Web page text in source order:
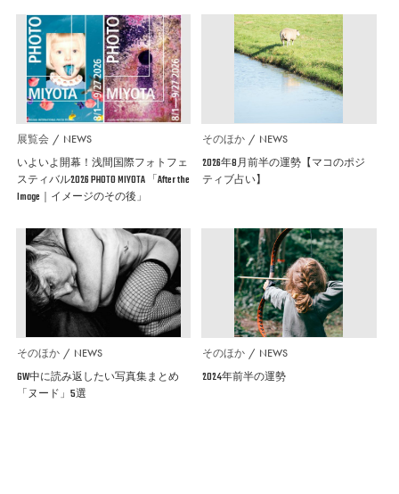
展覧会 NEWS
いよいよ開幕！浅間国際フォトフェ
スティバル2026 PHOTO MIYOTA 「After the
Image｜イメージのその後」
そのほか NEWS
2026年8月前半の運勢【マコのポジ
ティブ占い】
そのほか NEWS
GW中に読み返したい写真集まとめ
「ヌード」5選
そのほか NEWS
2024年前半の運勢